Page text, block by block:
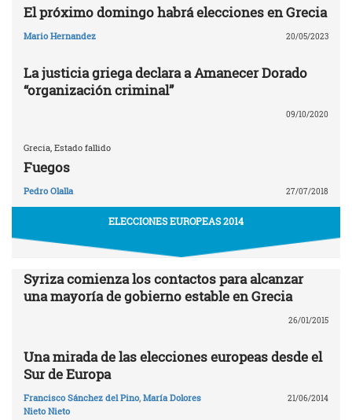
El próximo domingo habrá elecciones en Grecia
Mario Hernandez 20/05/2023
La justicia griega declara a Amanecer Dorado
“organización criminal”
09/10/2020
Grecia, Estado fallido
Fuegos
Pedro Olalla 27/07/2018
ELECCIONES EUROPEAS 2014
Syriza comienza los contactos para alcanzar
una mayoría de gobierno estable en Grecia
26/01/2015
Una mirada de las elecciones europeas desde el
Sur de Europa
Francisco Sánchez del Pino, María Dolores
Nieto Nieto
21/06/2014